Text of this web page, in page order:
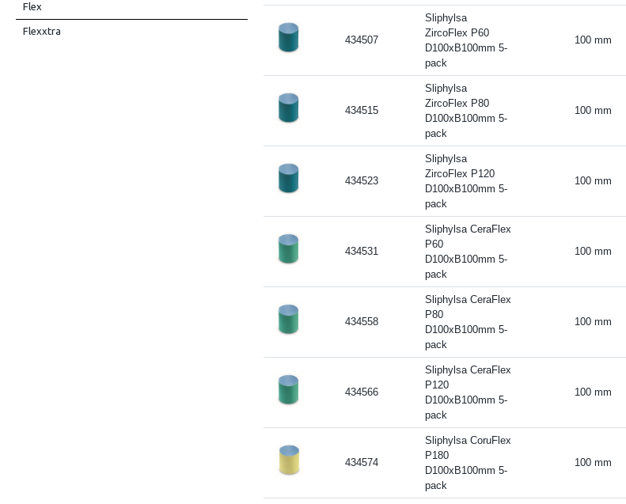
Flex
Flexxtra
434507
Sliphylsa
ZircoFlex P60
D100xB100mm 5-
pack
100 mm
434515
Sliphylsa
ZircoFlex P80
D100xB100mm 5-
pack
100 mm
434523
Sliphylsa
ZircoFlex P120
D100xB100mm 5-
pack
100 mm
434531
Sliphylsa CeraFlex
P60
D100xB100mm 5-
pack
100 mm
434558
Sliphylsa CeraFlex
P80
D100xB100mm 5-
pack
100 mm
434566
Sliphylsa CeraFlex
P120
D100xB100mm 5-
pack
100 mm
434574
Sliphylsa CoruFlex
P180
D100xB100mm 5-
pack
100 mm